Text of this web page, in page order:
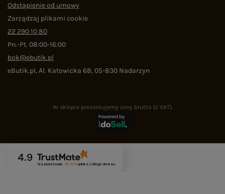
Odstąpienie od umowy
Zarządzaj plikami cookie
22 290 10 80
Pn.-Pt. 08:00-16:00
bok@ebutik.pl
eButik.pl,Al. Katowicka 68,05-830 Nadarzyn
W sklepie prezentujemy ceny brutto (z VAT).
4.9
Na podstawie 29 735opinii z całego okresu